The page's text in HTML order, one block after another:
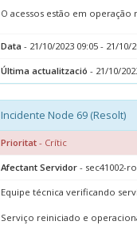
O acessos estão em
Data - 21/10/2023 09:05 - 21/10/
Última actualització - 21/10/
Incidente Node 69 (Resolt)
Prioritat- Crític
Afectant Servidor- sec41002-
Equipe técnica verificando
Serviço reiniciado e